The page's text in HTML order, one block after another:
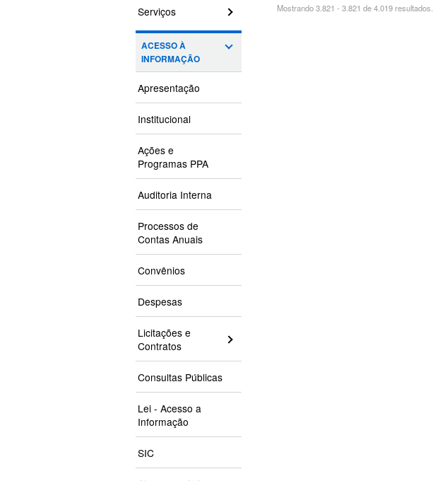
Serviços
ACESSO À
INFORMAÇÃO
Apresentação
Institucional
Ações e
Programas PPA
Auditoria Interna
Processos de
Contas Anuais
Convênios
Despesas
Licitações e
Contratos
Consultas Públicas
Lei - Acesso a
Informação
SIC
Mostrando 3.821 - 3.821 de 4.019 resultados.